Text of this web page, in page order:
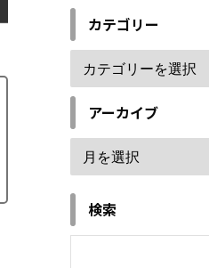
カテゴリー
アーカイブ
検索